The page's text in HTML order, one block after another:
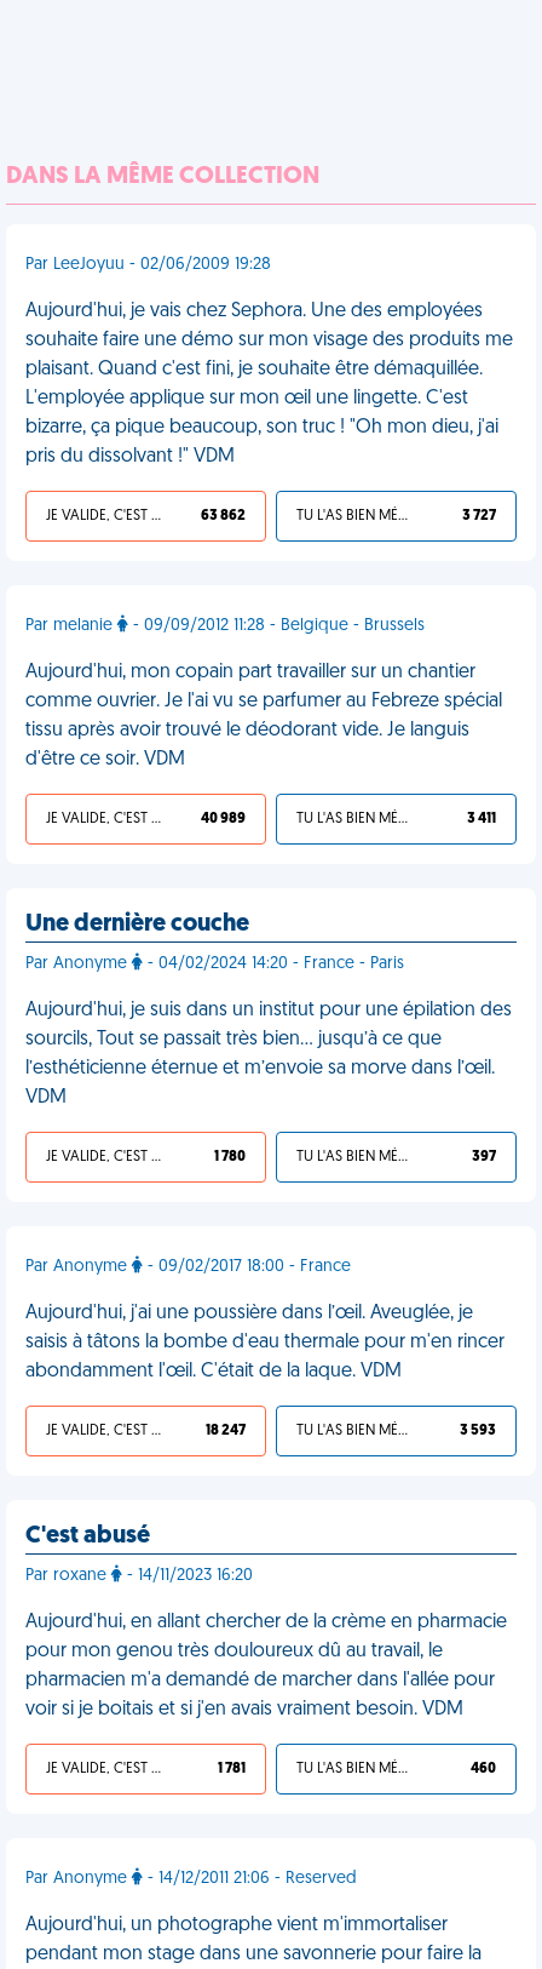
DANS LA MÊME COLLECTION
Par LeeJoyuu - 02/06/2009 19:28
Aujourd'hui, je vais chez Sephora. Une des employées
souhaite faire une démo sur mon visage des produits me
plaisant. Quand c'est fini, je souhaite être démaquillée.
L'employée applique sur mon œil une lingette. C'est
bizarre, ça pique beaucoup, son truc ! "Oh mon dieu, j'ai
pris du dissolvant !" VDM
JE VALIDE, C'EST UNE VDM 63 862 TU L'AS BIEN MÉRITÉ 3 727
Par melanie - 09/09/2012 11:28 - Belgique - Brussels
Aujourd'hui, mon copain part travailler sur un chantier
comme ouvrier. Je l'ai vu se parfumer au Febreze spécial
tissu après avoir trouvé le déodorant vide. Je languis
d'être ce soir. VDM
JE VALIDE, C'EST UNE VDM 40 989 TU L'AS BIEN MÉRITÉ 3 411
Une dernière couche
Par Anonyme - 04/02/2024 14:20 - France - Paris
Aujourd'hui, je suis dans un institut pour une épilation des
sourcils, Tout se passait très bien… jusqu’à ce que
l’esthéticienne éternue et m’envoie sa morve dans l’œil.
VDM
JE VALIDE, C'EST UNE VDM 1 780 TU L'AS BIEN MÉRITÉ 397
Par Anonyme - 09/02/2017 18:00 - France
Aujourd'hui, j'ai une poussière dans l’œil. Aveuglée, je
saisis à tâtons la bombe d'eau thermale pour m'en rincer
abondamment l'œil. C'était de la laque. VDM
JE VALIDE, C'EST UNE VDM 18 247 TU L'AS BIEN MÉRITÉ 3 593
C'est abusé
Par roxane - 14/11/2023 16:20
Aujourd'hui, en allant chercher de la crème en pharmacie
pour mon genou très douloureux dû au travail, le
pharmacien m'a demandé de marcher dans l'allée pour
voir si je boitais et si j'en avais vraiment besoin. VDM
JE VALIDE, C'EST UNE VDM 1 781 TU L'AS BIEN MÉRITÉ 460
Par Anonyme - 14/12/2011 21:06 - Reserved
Aujourd'hui, un photographe vient m'immortaliser
pendant mon stage dans une savonnerie pour faire la